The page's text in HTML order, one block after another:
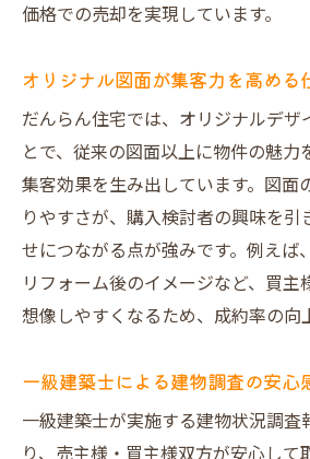
価格での売却を実現しています。
オリジナル図面が集客力を高める
だんらん住宅では、オリジナルデザ
とで、従来の図面以上に物件の魅力
集客効果を生み出しています。図面
りやすさが、購入検討者の興味を引
せにつながる点が強みです。例えば
リフォーム後のイメージなど、買主
想像しやすくなるため、成約率の向
一級建築士による建物調査の安心
一級建築士が実施する建物状況調査